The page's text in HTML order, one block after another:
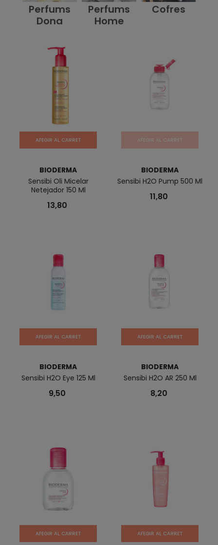
Perfums
Dona
Perfums
Home
Cofres
AFEGIR AL CARRET
BIODERMA
Sensibi Oli Micelar
Netejador 150 Ml
13,80
AFEGIR AL CARRET
BIODERMA
Sensibi H2O Pump 500 Ml
11,80
AFEGIR AL CARRET
BIODERMA
Sensibi H2O Eye 125 Ml
9,50
AFEGIR AL CARRET
BIODERMA
Sensibi H2O AR 250 Ml
8,20
AFEGIR AL CARRET AFEGIR AL CARRET